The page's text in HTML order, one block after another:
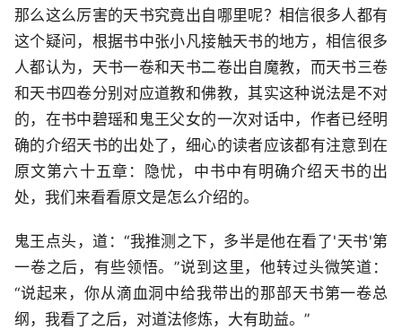
那么这么厉害的天书究竟出自哪里呢？相信很多人都有
这个疑问，根据书中张小凡接触天书的地方，相信很多
人都认为，天书一卷和天书二卷出自魔教，而天书三卷
和天书四卷分别对应道教和佛教，其实这种说法是不对
的，在书中碧瑶和鬼王父女的一次对话中，作者已经明
确的介绍天书的出处了，细心的读者应该都有注意到在
原文第六十五章：隐忧，中书中有明确介绍天书的出
处，我们来看看原文是怎么介绍的。
鬼王点头，道：“我推测之下，多半是他在看了'天书'第
一卷之后，有些领悟。”说到这里，他转过头微笑道：
“说起来，你从滴血洞中给我带出的那部天书第一卷总
纲，我看了之后，对道法修炼，大有助益。”